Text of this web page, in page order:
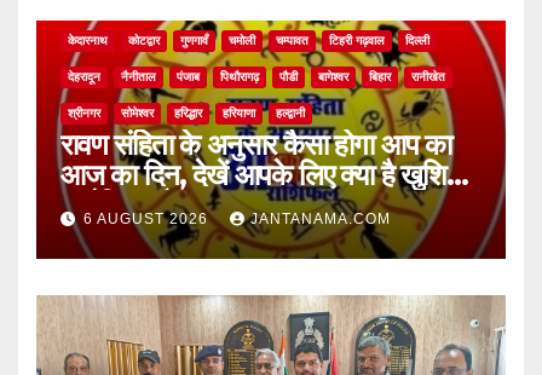
केदारनाथ कोटद्वार गुणगावँ चमोली चम्पावत टिहरी गढ़वाल दिल्ली
देहरादून नैनीताल पंजाब पिथौरागढ़ पौडी बागेश्वर बिहार रानीखेत
श्रीनगर सोमेश्वर हरिद्धार हरियाणा हल्द्वानी
रावण संहिता के अनुसार कैसा होगा आप का
आज का दिन, देखें आपके लिए क्या है खुशियां,
चुनौतियां और नए अवसर
6 AUGUST 2026 JANTANAMA.COM